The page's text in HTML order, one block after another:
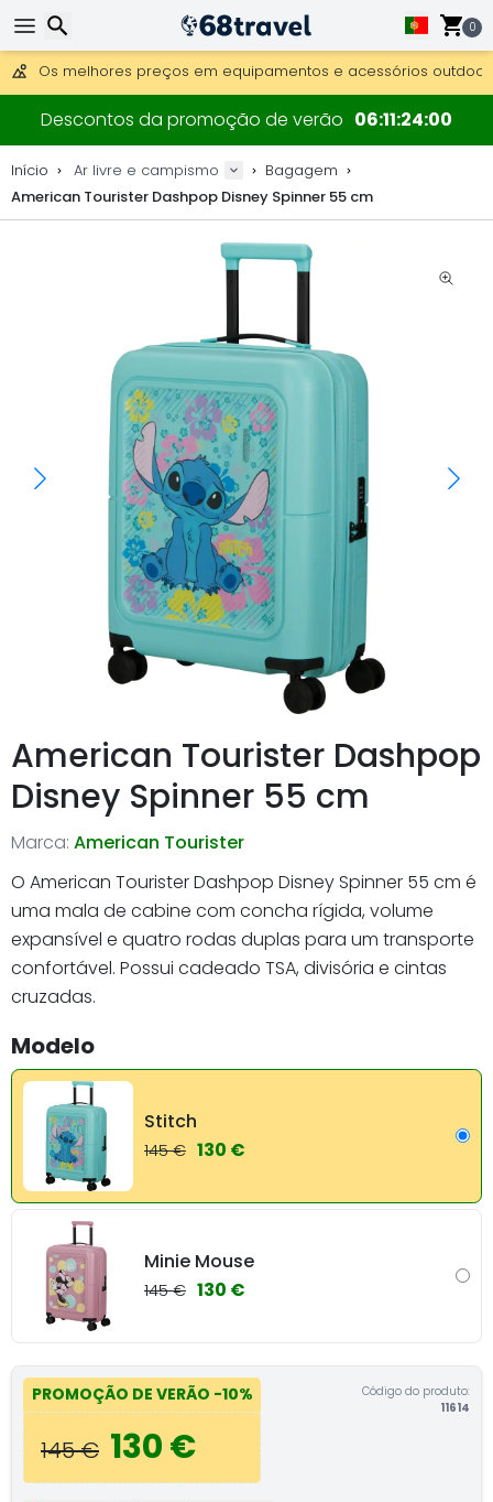
0
Obter envio gratuito para encomendas superiores a 249 €.
Overnight DHL Express também disponível.
30 dias para devolução, 90 dias para mapas de madeira e
Os melhores preços em equipamentos e acessórios outdoor.
Descontos da promoção de verão 06 11 23 59
Início Ar livre e campismo
Bagagem
American Tourister Dashpop Disney Spinner 55 cm
American Tourister Dashpop
Disney Spinner 55 cm
Marca: American Tourister
O American Tourister Dashpop Disney Spinner 55 cm é
uma mala de cabine com concha rígida, volume
expansível e quatro rodas duplas para um transporte
confortável. Possui cadeado TSA, divisória e cintas
cruzadas.
Modelo
Stitch
145 € 130 €
Minie Mouse
145 € 130 €
PROMOÇÃO DE VERÃO -10%
145 € 130 €
Código do produto:
11614
Pesquisar
Pesquisar